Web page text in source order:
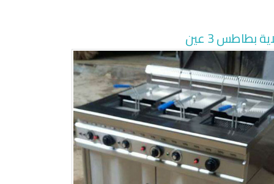
بطاطس 3 عين